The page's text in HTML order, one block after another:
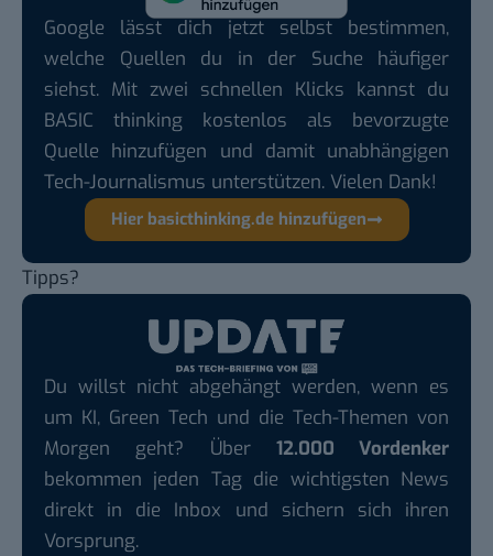
Google lässt dich jetzt selbst bestimmen,
welche Quellen du in der Suche häufiger
siehst. Mit zwei schnellen Klicks kannst du
BASIC thinking kostenlos als bevorzugte
Quelle hinzufügen und damit unabhängigen
Tech-Journalismus unterstützen. Vielen Dank!
Hier basicthinking.de hinzufügen
Tipps?
Du willst nicht abgehängt werden, wenn es
um KI, Green Tech und die Tech-Themen von
Morgen geht? Über 12.000 Vordenker
bekommen jeden Tag die wichtigsten News
direkt in die Inbox und sichern sich ihren
Vorsprung.